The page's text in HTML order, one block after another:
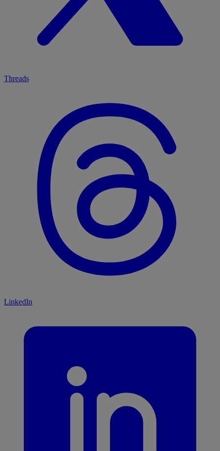
Threads
LinkedIn